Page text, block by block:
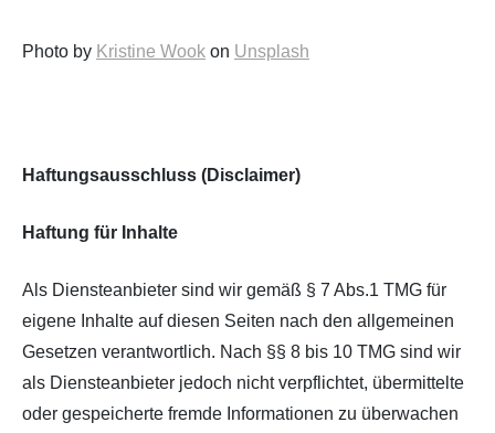
Photo by Kristine Wook on Unsplash
Haftungsausschluss (Disclaimer)
Haftung für Inhalte
Als Diensteanbieter sind wir gemäß § 7 Abs.1 TMG für
eigene Inhalte auf diesen Seiten nach den allgemeinen
Gesetzen verantwortlich. Nach §§ 8 bis 10 TMG sind wir
als Diensteanbieter jedoch nicht verpflichtet, übermittelte
oder gespeicherte fremde Informationen zu überwachen